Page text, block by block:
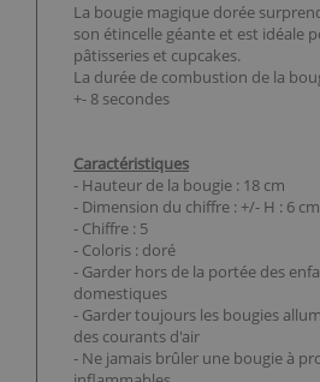
La bougie magique dorée
son étincelle géante et est idéale
pâtisseries et cupcakes.
La durée de combustion de la
+- 8 secondes
Caractéristiques
- Hauteur de la bougie : 18 cm
- Dimension du chiffre : +/- H : 6
- Chiffre : 5
- Coloris : doré
- Garder hors de la portée des
domestiques
- Garder toujours les bougies
des courants d'air
- Ne jamais brûler une bougie à